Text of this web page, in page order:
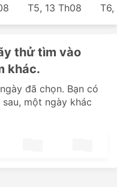
T5, 13 Th08 T6,
thử tìm vào
khác.
đã chọn. Bạn có
một ngày khác